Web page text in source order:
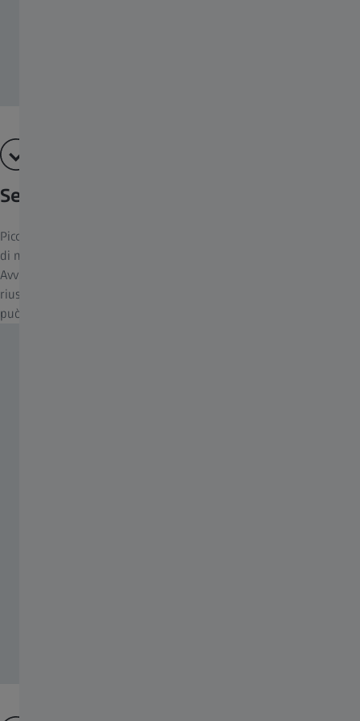
Sempre a portata di mano
Piccoli, leggeri e sportivi: i Mono compatti sono sempre a portata
di mano per escursioni nella natura, concerti o eventi sportivi.
Avvicinano gli oggetti alla velocità della luce in maniera tale da
riuscire a vedere ogni singolo dettaglio. La regolazione diottrica
può essere effettuata fino a +/- 4 diottrie.